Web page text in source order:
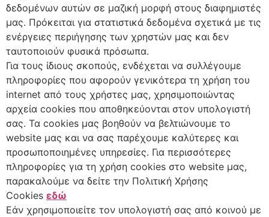
δεδομένων αυτών σε μαζική μορφή στους διαφημιστές
μας. Πρόκειται για στατιστικά δεδομένα σχετικά με τις
ενέργειες περιήγησης των χρηστών μας και δεν
ταυτοποιούν φυσικά πρόσωπα.
Για τους ίδιους σκοπούς, ενδέχεται να συλλέγουμε
πληροφορίες που αφορούν γενικότερα τη χρήση του
internet από τους χρήστες μας, χρησιμοποιώντας
αρχεία cookies που αποθηκεύονται στον υπολογιστή
σας. Τα cookies μας βοηθούν να βελτιώνουμε το
website μας και να σας παρέχουμε καλύτερες και
προσωποποιημένες υπηρεσίες. Για περισσότερες
πληροφορίες για τη χρήση cookies στο website μας,
παρακαλούμε να δείτε την Πολιτική Χρήσης
Cookies εδώ
Εάν χρησιμοποιείτε τον υπολογιστή σας από κοινού με